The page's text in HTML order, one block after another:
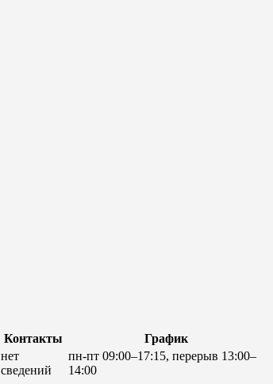
Контакты
График
нет
сведений
пн-пт 09:00–17:15, перерыв 13:00–
14:00